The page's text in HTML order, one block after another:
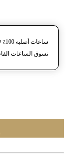
ساعات أصلية 100٪ 🌍 خبرة 20 سنة. توصيل مجاني داخل الإمارات.
تسوق الساعات